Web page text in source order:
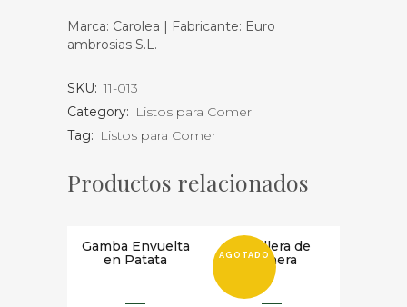
Marca: Carolea | Fabricante: Euro
ambrosias S.L.
SKU: 11-013
Category: Listos para Comer
Tag: Listos para Comer
Productos relacionados
Gamba Envuelta
en Patata
AGOTADO
Carrillera de
Ternera